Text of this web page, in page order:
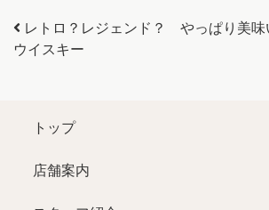
投稿ナビゲーション
レトロ？レジェンド？ やっぱり美味
ウイスキー
トップ
店舗案内